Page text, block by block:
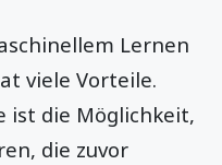
Lernen
viele Vorteile.
ist die Möglichkeit,
die zuvor